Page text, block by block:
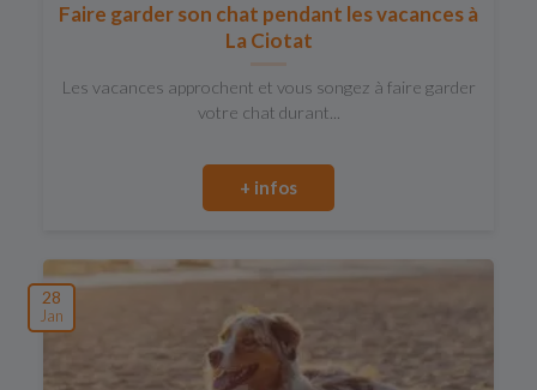
Faire garder son chat pendant les vacances à
La Ciotat
Les vacances approchent et vous songez à faire garder
votre chat durant...
+ infos
28
Jan